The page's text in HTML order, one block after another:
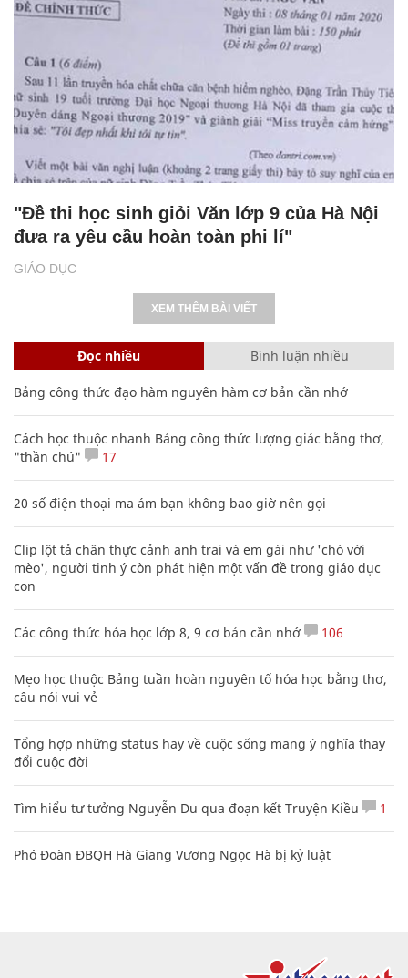
GIÁO DỤC
"Đề thi học sinh giỏi Văn lớp 9 của Hà Nội
đưa ra yêu cầu hoàn toàn phi lí"
XEM THÊM BÀI VIẾT
Đọc nhiều Bình luận nhiều
Bảng công thức đạo hàm nguyên hàm cơ bản cần nhớ
Cách học thuộc nhanh Bảng công thức lượng giác bằng thơ,
"thần chú"
17
20 số điện thoại ma ám bạn không bao giờ nên gọi
Clip lột tả chân thực cảnh anh trai và em gái như 'chó với
mèo', người tinh ý còn phát hiện một vấn đề trong giáo dục
con
Các công thức hóa học lớp 8, 9 cơ bản cần nhớ 106
Mẹo học thuộc Bảng tuần hoàn nguyên tố hóa học bằng thơ,
câu nói vui vẻ
Tổng hợp những status hay về cuộc sống mang ý nghĩa thay
đổi cuộc đời
Tìm hiểu tư tưởng Nguyễn Du qua đoạn kết Truyện Kiều 1
Phó Đoàn ĐBQH Hà Giang Vương Ngọc Hà bị kỷ luật